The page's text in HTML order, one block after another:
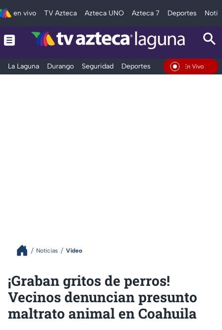
en vivo TV Azteca Azteca UNO Azteca 7 Deportes
La Laguna Durango Seguridad Deportes Entretenimiento
En Vivo
Noticias Video
¡Graban gritos de perros!
Vecinos denuncian presunto
maltrato animal en Coahuila